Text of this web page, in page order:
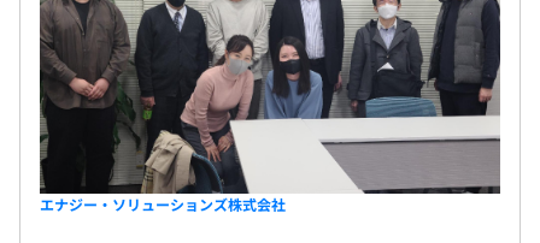
エナジー・ソリューションズ株式会社